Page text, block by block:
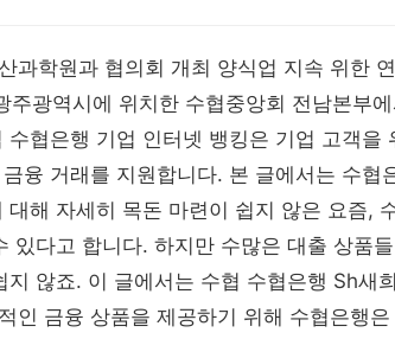
과학원과 협의회 개최 양식업 지속 위한
주광역시에 위치한 수협중앙회 전남본부
수협은행 기업 인터넷 뱅킹은 기업 고객을
융 거래를 지원합니다. 본 글에서는 수협
대해 자세히 목돈 마련이 쉽지 않은 요즘,
있다고 합니다. 하지만 수많은 대출 상품
지 않죠. 이 글에서는 수협 수협은행 Sh새
인 금융 상품을 제공하기 위해 수협은행